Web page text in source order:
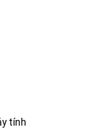
tính